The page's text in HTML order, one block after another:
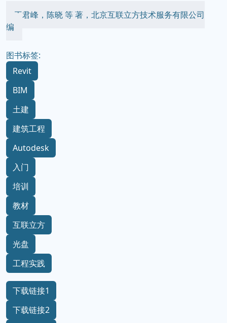
王君峰，陈晓 等 著，北京互联立方技术服务有限公司
编
图书标签:
Revit
BIM
土建
建筑工程
Autodesk
入门
培训
教材
互联立方
光盘
工程实践
下载链接1
下载链接2